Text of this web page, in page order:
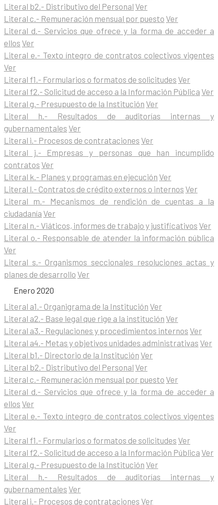
Literal b2.- Distributivo del Personal Ver
Literal c.- Remuneración mensual por puesto Ver
Literal d.- Servicios que ofrece y la forma de acceder a
ellos Ver
Literal e.- Texto íntegro de contratos colectivos vigentes
Ver
Literal f1.- Formularios o formatos de solicitudes Ver
Literal f2.- Solicitud de acceso a la Información Pública Ver
Literal g.- Presupuesto de la Institución Ver
Literal h.- Resultados de auditorías internas y
gubernamentales Ver
Literal i.- Procesos de contrataciones Ver
Literal j.- Empresas y personas que han incumplido
contratos Ver
Literal k.- Planes y programas en ejecución Ver
Literal l.- Contratos de crédito externos o internos Ver
Literal m.- Mecanismos de rendición de cuentas a la
ciudadanía Ver
Literal n.- Viáticos, informes de trabajo y justificativos Ver
Literal o.- Responsable de atender la información pública
Ver
Literal s.- Organismos seccionales resoluciones actas y
planes de desarrollo Ver
Enero 2020
Literal a1.- Organigrama de la Institución Ver
Literal a2.- Base legal que rige a la institución Ver
Literal a3.- Regulaciones y procedimientos internos Ver
Literal a4.- Metas y objetivos unidades administrativas Ver
Literal b1.- Directorio de la Institución Ver
Literal b2.- Distributivo del Personal Ver
Literal c.- Remuneración mensual por puesto Ver
Literal d.- Servicios que ofrece y la forma de acceder a
ellos Ver
Literal e.- Texto íntegro de contratos colectivos vigentes
Ver
Literal f1.- Formularios o formatos de solicitudes Ver
Literal f2.- Solicitud de acceso a la Información Pública Ver
Literal g.- Presupuesto de la Institución Ver
Literal h.- Resultados de auditorías internas y
gubernamentales Ver
Literal i.- Procesos de contrataciones Ver